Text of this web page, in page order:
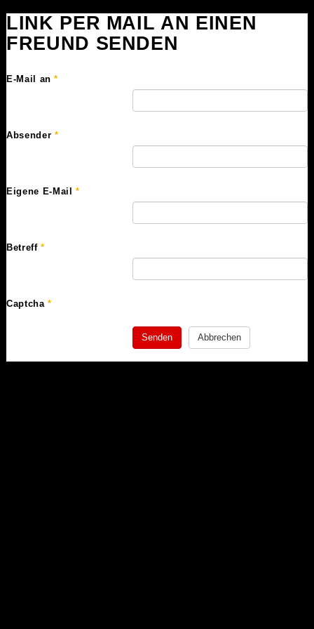
LINK PER MAIL AN EINEN
FREUND SENDEN
E-Mail an *
Absender *
Eigene E-Mail *
Betreff*
Captcha*
Senden Abbrechen